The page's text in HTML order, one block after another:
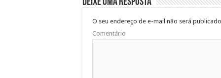
O seu endereço de e-mail não será
Comentário